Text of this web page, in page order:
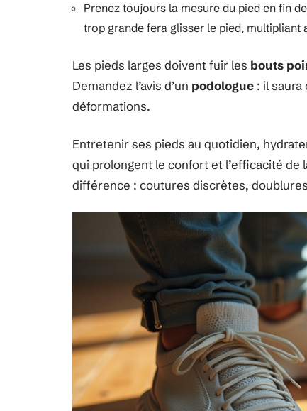
Prenez toujours la mesure du pied en fin
trop grande fera glisser le pied, multipliant
Les pieds larges doivent fuir les bouts
Demandez l’avis d’un podologue : il
déformations.
Entretenir ses pieds au quotidien,
qui prolongent le confort et l’efficacité
différence : coutures discrètes,